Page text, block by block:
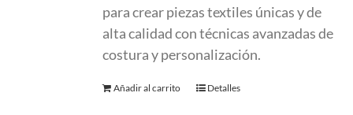
para crear piezas textiles únicas y de
alta calidad con técnicas avanzadas de
costura y personalización.
Añadir al carrito Detalles